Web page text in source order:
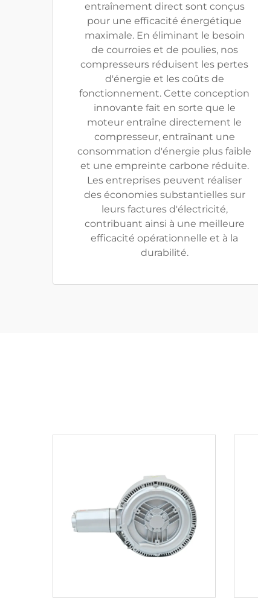
entraînement direct sont conçus
pour une efficacité énergétique
maximale. En éliminant le besoin
de courroies et de poulies, nos
compresseurs réduisent les pertes
d'énergie et les coûts de
fonctionnement. Cette conception
innovante fait en sorte que le
moteur entraîne directement le
compresseur, entraînant une
consommation d'énergie plus faible
et une empreinte carbone réduite.
Les entreprises peuvent réaliser
des économies substantielles sur
leurs factures d'électricité,
contribuant ainsi à une meilleure
efficacité opérationnelle et à la
durabilité.